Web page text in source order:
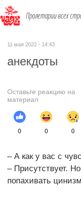
Пролетарии всех
11 мая 2022 - 14:43
анекдоты
Оставьте реакцию на
материал
0 0 0
– А как у вас с
– Присутствует.
попахивать